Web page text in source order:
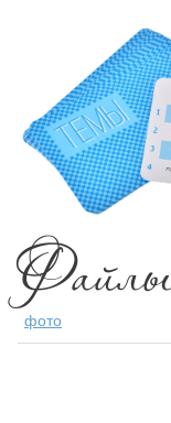
фото